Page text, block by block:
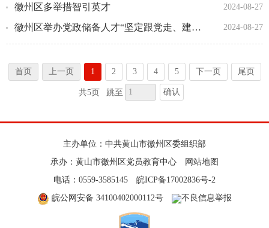
2024-08-27
徽州区多举措智引英才
2024-08-27
徽州区举办党政储备人才“坚定跟党走、建功新徽州”主题实践活动
首页 上一页 1 2 3 4 5 下一页 尾页
共5页 跳至 确认
主办单位：中共黄山市徽州区委组织部
承办：黄山市徽州区党员教育中心
网站地图
电话：0559-3585145
皖ICP备17002836号-2
皖公网安备 34100402000112号
不良信息举报